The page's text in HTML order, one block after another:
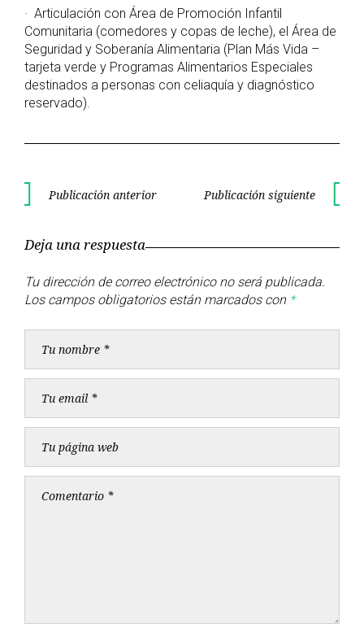
· Articulación con Área de Promoción Infantil
Comunitaria (comedores y copas de leche), el Área de
Seguridad y Soberanía Alimentaria (Plan Más Vida –
tarjeta verde y Programas Alimentarios Especiales
destinados a personas con celiaquía y diagnóstico
reservado).
Navegación
entradas
Publicación anterior Publicación siguiente
Deja una respuesta
Tu dirección de correo electrónico no será publicada.
Los campos obligatorios están marcados con *